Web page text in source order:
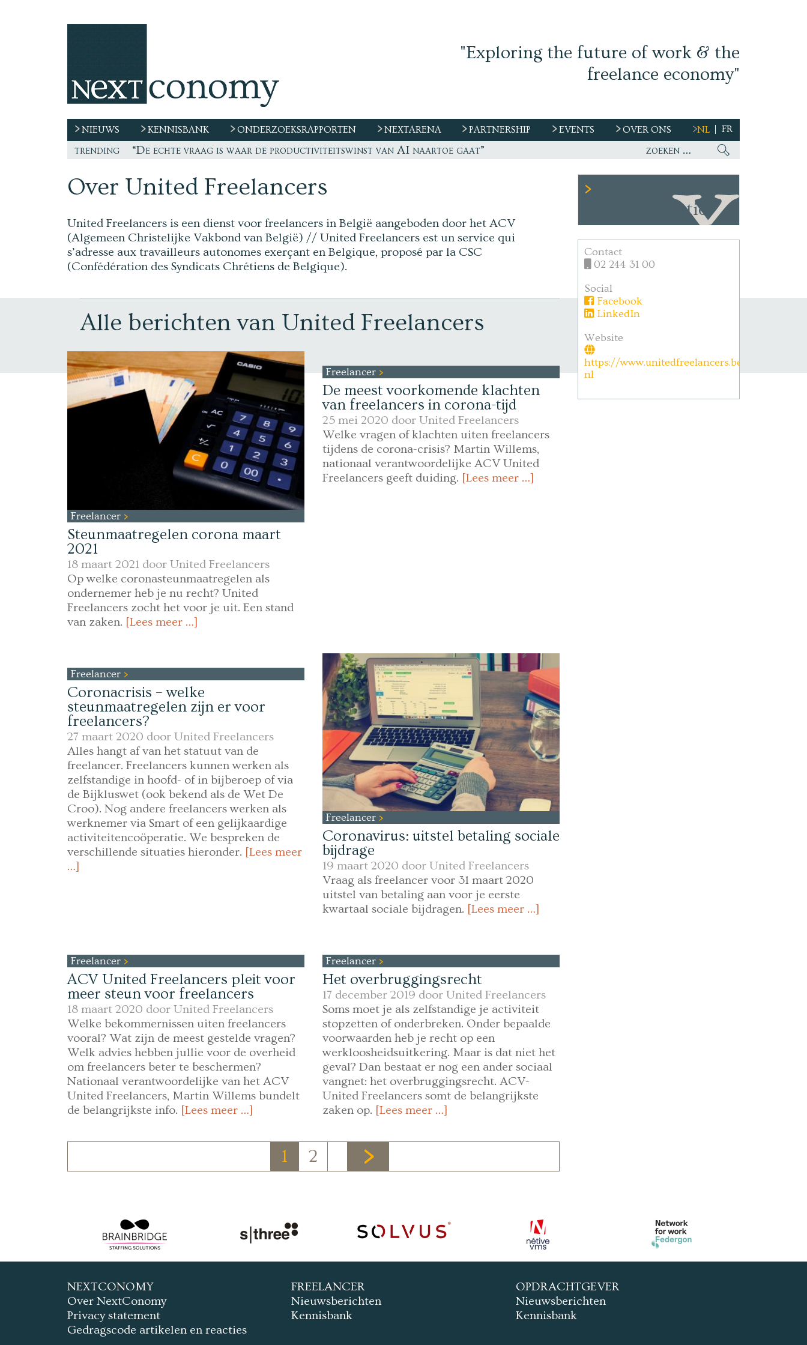
"Exploring the future of work & the
freelance economy"
NIEUWS KENNISBANK ONDERZOEKSRAPPORTEN NEXTARENA PARTNERSHIP EVENTS OVER ONS NL FR
trending “De echte vraag is waar de productiviteitswinst van AI naartoe gaat”
Over United Freelancers
United Freelancers is een dienst voor freelancers in België aangeboden door het ACV
(Algemeen Christelijke Vakbond van België) // United Freelancers est un service qui
s’adresse aux travailleurs autonomes exerçant en Belgique, proposé par la CSC
(Confédération des Syndicats Chrétiens de Belgique).
Alle berichten van United Freelancers
Freelancer
Steunmaatregelen corona maart
2021
18 maart 2021 door United Freelancers
Op welke coronasteunmaatregelen als
ondernemer heb je nu recht? United
Freelancers zocht het voor je uit. Een stand
van zaken. [Lees meer …]
Freelancer
De meest voorkomende klachten
van freelancers in corona-tijd
25 mei 2020 door United Freelancers
Welke vragen of klachten uiten freelancers
tijdens de corona-crisis? Martin Willems,
nationaal verantwoordelijke ACV United
Freelancers geeft duiding. [Lees meer …]
Freelancer
Coronacrisis – welke
steunmaatregelen zijn er voor
freelancers?
27 maart 2020 door United Freelancers
Alles hangt af van het statuut van de
freelancer. Freelancers kunnen werken als
zelfstandige in hoofd- of in bijberoep of via
de Bijkluswet (ook bekend als de Wet De
Croo). Nog andere freelancers werken als
werknemer via Smart of een gelijkaardige
activiteitencoöperatie. We bespreken de
verschillende situaties hieronder. [Lees meer
…]
Freelancer
Coronavirus: uitstel betaling sociale
bijdrage
19 maart 2020 door United Freelancers
Vraag als freelancer voor 31 maart 2020
uitstel van betaling aan voor je eerste
kwartaal sociale bijdragen. [Lees meer …]
Freelancer
ACV United Freelancers pleit voor
meer steun voor freelancers
18 maart 2020 door United Freelancers
Welke bekommernissen uiten freelancers
vooral? Wat zijn de meest gestelde vragen?
Welk advies hebben jullie voor de overheid
om freelancers beter te beschermen?
Nationaal verantwoordelijke van het ACV
United Freelancers, Martin Willems bundelt
de belangrijkste info. [Lees meer …]
Freelancer
Het overbruggingsrecht
17 december 2019 door United Freelancers
Soms moet je als zelfstandige je activiteit
stopzetten of onderbreken. Onder bepaalde
voorwaarden heb je recht op een
werkloosheidsuitkering. Maar is dat niet het
geval? Dan bestaat er nog een ander sociaal
vangnet: het overbruggingsrecht. ACV-
United Freelancers somt de belangrijkste
zaken op. [Lees meer …]
1 2
Auteur
informatie
Contact
02 244 31 00
Social
Facebook
LinkedIn
Website
https://www.unitedfreelancers.be/home-
nl
NEXTCONOMY
Over NextConomy
Privacy statement
Gedragscode artikelen en reacties
FREELANCER
Nieuwsberichten
Kennisbank
OPDRACHTGEVER
Nieuwsberichten
Kennisbank